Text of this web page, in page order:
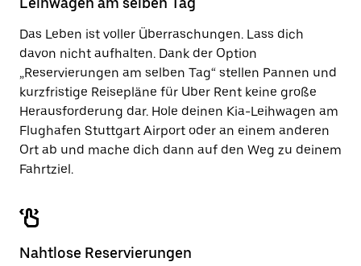
zu
Das Leben ist voller Überraschungen. Lass dich
davon nicht aufhalten. Dank der Option
„Reservierungen am selben Tag“ stellen Pannen und
kurzfristige Reisepläne für Uber Rent keine große
Herausforderung dar. Hole deinen Kia-Leihwagen am
Flughafen Stuttgart Airport oder an einem anderen
Ort ab und mache dich dann auf den Weg zu deinem
Fahrtziel.
Nahtlose Reservierungen